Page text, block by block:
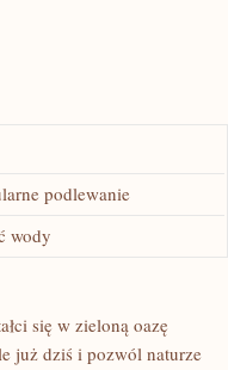
podlewanie
wody
się⁣ w zieloną oazę
już dziś i pozwól naturze